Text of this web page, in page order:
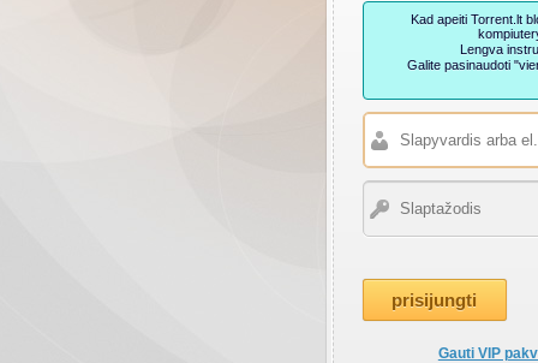
Kad apeiti Torrent.lt
Lengva
Galite pasinaudoti
Gauti VIP